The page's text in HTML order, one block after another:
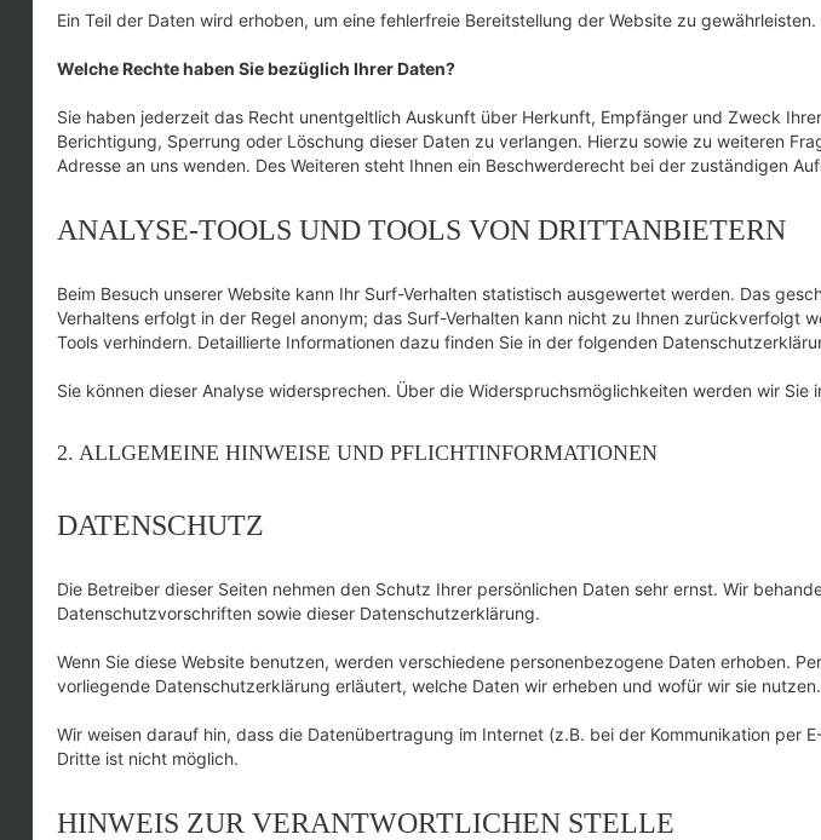
Ein Teil der Daten wird erhoben, um eine fehlerfreie Bereitstellung der Website zu
Welche Rechte haben Sie bezüglich Ihrer Daten?
Sie haben jederzeit das Recht unentgeltlich Auskunft über Herkunft, Empfänger und Zweck
Berichtigung, Sperrung oder Löschung dieser Daten zu verlangen. Hierzu sowie zu weiteren
Adresse an uns wenden. Des Weiteren steht Ihnen ein Beschwerderecht bei der zuständigen
ANALYSE-TOOLS UND TOOLS VON DRITTANBIETERN
Beim Besuch unserer Website kann Ihr Surf-Verhalten statistisch ausgewertet werden. Das
Verhaltens erfolgt in der Regel anonym; das Surf-Verhalten kann nicht zu Ihnen
Tools verhindern. Detaillierte Informationen dazu finden Sie in der folgenden
Sie können dieser Analyse widersprechen. Über die Widerspruchsmöglichkeiten werden wir Sie
2. ALLGEMEINE HINWEISE UND PFLICHTINFORMATIONEN
DATENSCHUTZ
Die Betreiber dieser Seiten nehmen den Schutz Ihrer persönlichen Daten sehr ernst. Wir
Datenschutzvorschriften sowie dieser Datenschutzerklärung.
Wenn Sie diese Website benutzen, werden verschiedene personenbezogene Daten erhoben.
vorliegende Datenschutzerklärung erläutert, welche Daten wir erheben und wofür wir sie
Wir weisen darauf hin, dass die Datenübertragung im Internet (z.B. bei der Kommunikation
Dritte ist nicht möglich.
HINWEIS ZUR VERANTWORTLICHEN STELLE